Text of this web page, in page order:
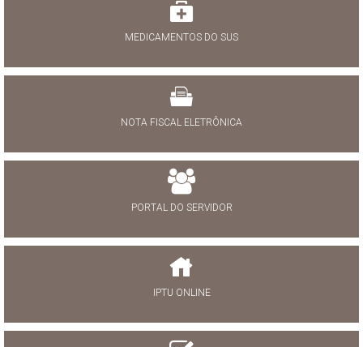
MEDICAMENTOS DO SUS
NOTA FISCAL ELETRÔNICA
PORTAL DO SERVIDOR
IPTU ONLINE